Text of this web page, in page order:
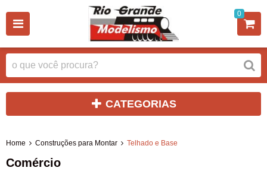
0
CATEGORIAS
Home Construções para Montar Telhado e Base
Comércio